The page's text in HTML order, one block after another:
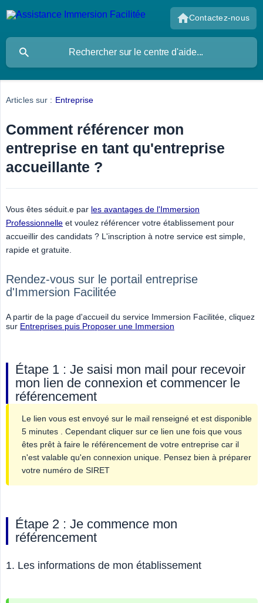
Contactez-nous
Articles sur : Entreprise
Comment référencer mon
entreprise en tant qu'entreprise
accueillante ?
Vous êtes séduit.e par les avantages de l'Immersion
Professionnelle et voulez référencer votre établissement pour
accueillir des candidats ? L'inscription à notre service est simple,
rapide et gratuite.
Rendez-vous sur le portail entreprise
d'Immersion Facilitée
A partir de la page d'accueil du service Immersion Facilitée, cliquez
sur Entreprises puis Proposer une Immersion
Étape 1 : Je saisi mon mail pour recevoir
mon lien de connexion et commencer le
référencement
Le lien vous est envoyé sur le mail renseigné et est disponible
5 minutes . Cependant cliquer sur ce lien une fois que vous
êtes prêt à faire le référencement de votre entreprise car il
n'est valable qu'en connexion unique. Pensez bien à préparer
votre numéro de SIRET
Étape 2 : Je commence mon
référencement
1. Les informations de mon établissement